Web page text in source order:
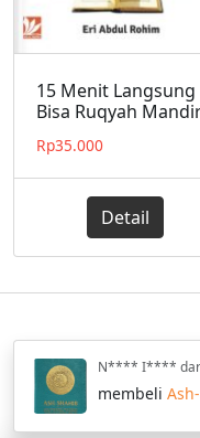
15 Menit Langsung
Bisa Ruqyah
Rp35.000
Detail
Hilal Media ©
N**** I**** dari
membeli